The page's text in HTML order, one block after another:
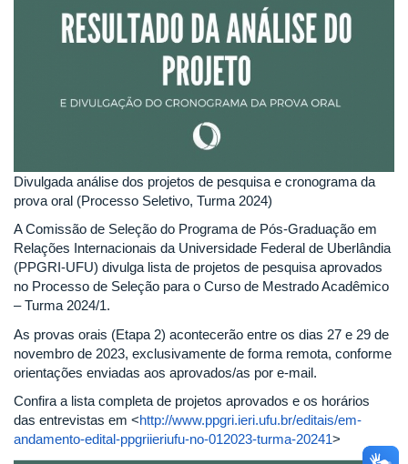
Divulgada análise dos projetos de pesquisa e cronograma da
prova oral (Processo Seletivo, Turma 2024)
A Comissão de Seleção do Programa de Pós-Graduação em
Relações Internacionais da Universidade Federal de Uberlândia
(PPGRI-UFU) divulga lista de projetos de pesquisa aprovados
no Processo de Seleção para o Curso de Mestrado Acadêmico
– Turma 2024/1.
As provas orais (Etapa 2) acontecerão entre os dias 27 e 29 de
novembro de 2023, exclusivamente de forma remota, conforme
orientações enviadas aos aprovados/as por e-mail.
Confira a lista completa de projetos aprovados e os horários
das entrevistas em <http://www.ppgri.ieri.ufu.br/editais/em-
andamento-edital-ppgriieriufu-no-012023-turma-20241>